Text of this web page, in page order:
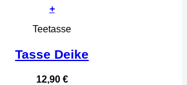
+
Teetasse
Tasse Deike
12,90 €